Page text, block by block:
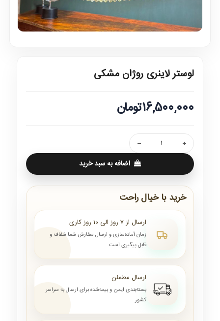
لوستر لاینری روژان مشکی
16,500,000تومان
اضافه به سبد خرید
خرید با خیال راحت
ارسال از ۷ روز الی ۱۰ روز کاری
زمان آماده‌سازی و ارسال سفارش شما شفاف و
قابل پیگیری است
ارسال مطمئن
بسته‌بندی ایمن و بیمه‌شده برای ارسال به سراسر
کشور